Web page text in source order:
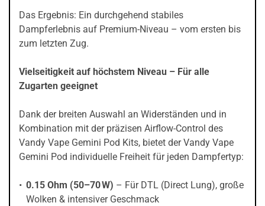
Das Ergebnis: Ein durchgehend stabiles
Dampferlebnis auf Premium-Niveau – vom ersten bis
zum letzten Zug.
Vielseitigkeit auf höchstem Niveau – Für alle
Zugarten geeignet
Dank der breiten Auswahl an Widerständen und in
Kombination mit der präzisen Airflow-Control des
Vandy Vape Gemini Pod Kits, bietet der Vandy Vape
Gemini Pod individuelle Freiheit für jeden Dampfertyp:
0.15 Ohm (50–70 W) – Für DTL (Direct Lung), große
Wolken & intensiver Geschmack